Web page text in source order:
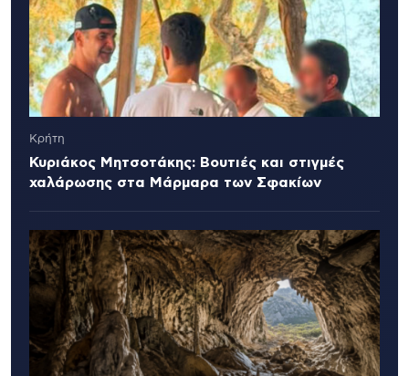
Κρήτη
Κυριάκος Μητσοτάκης: Βουτιές και στιγμές
χαλάρωσης στα Μάρμαρα των Σφακίων